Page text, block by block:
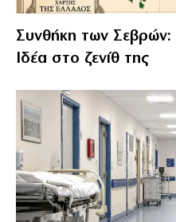
Συνθήκη των
Ιδέα στο ζενίθ της